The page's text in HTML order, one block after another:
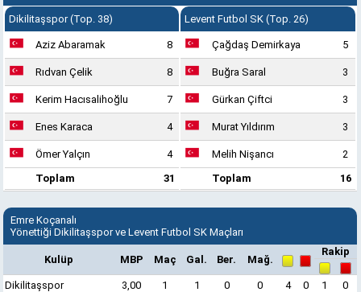
Dikilitaşspor (Top. 38)
Aziz Abaramak 8
Rıdvan Çelik 8
Kerim Hacısalihoğlu 7
Enes Karaca 4
Ömer Yalçın
4
Toplam
31
Levent Futbol SK (Top. 26)
Çağdaş Demirkaya 5
Buğra Saral 3
Gürkan Çiftci 3
Murat Yıldırım 3
Melih Nişancı
2
Toplam
16
Emre Koçanalı
Yönettiği Dikilitaşspor ve Levent Futbol SK Maçları
Kulüp MBP Maç Gal. Ber. Mağ.
Rakip
Dikilitaşspor 3,00 1 1 0 0 4 0 1
0